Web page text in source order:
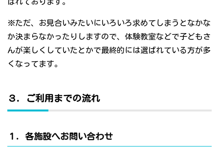
ばれております。
※ただ、お見合いみたいにいろいろ求めてしまうとなかな
か決まらなかったりしますので、体験教室などで子どもさ
んが楽しくしていたとかで最終的には選ばれている方が多
くなってます。
３．ご利用までの流れ
１．各施設へお問い合わせ